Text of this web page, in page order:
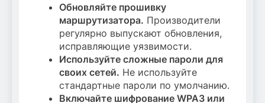
Обновляйте прошивку
маршрутизатора. Производители
регулярно выпускают обновления,
исправляющие уязвимости.
Используйте сложные пароли для
своих сетей. Не используйте
стандартные пароли по умолчанию.
Включайте шифрование WPA3 или